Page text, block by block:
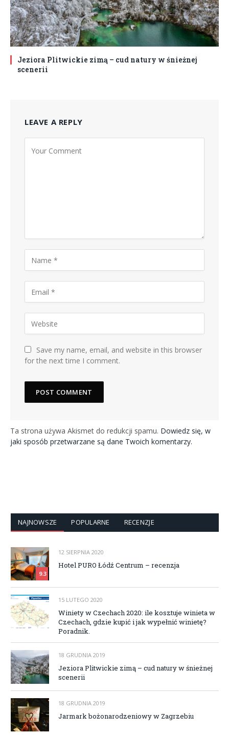
Jeziora Plitwickie zimą – cud natury w śnieżnej
scenerii
LEAVE A REPLY
Save my name, email, and website in this browser
for the next time I comment.
Ta strona używa Akismet do redukcji spamu. Dowiedz się, w
jaki sposób przetwarzane są dane Twoich komentarzy.
NAJNOWSZE POPULARNE RECENZJE
9.3
12 SIERPNIA 2020
Hotel PURO Łódź Centrum – recenzja
15 LUTEGO 2020
Winiety w Czechach 2020: ile kosztuje winieta w
Czechach, gdzie kupić i jak wypełnić winietę?
Poradnik.
18 GRUDNIA 2019
Jeziora Plitwickie zimą – cud natury w śnieżnej
scenerii
18 GRUDNIA 2019
Jarmark bożonarodzeniowy w Zagrzebiu